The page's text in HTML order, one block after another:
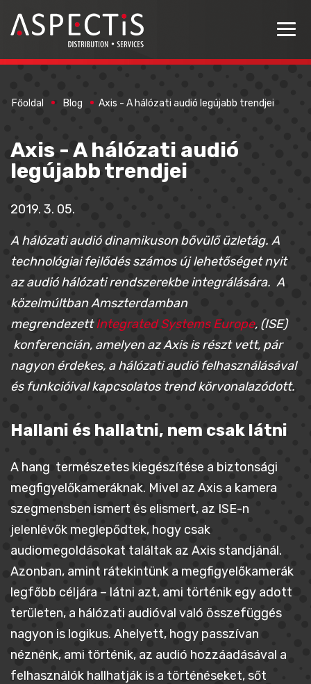
Főoldal Blog Axis - A hálózati audió legújabb trendjei
Axis - A hálózati audió
legújabb trendjei
2019. 3. 05.
A hálózati audió dinamikuson bővülő üzletág. A
technológiai fejlődés számos új lehetőséget nyit
az audió hálózati rendszerekbe integrálására. A
közelmúltban Amszterdamban
megrendezettIntegrated Systems Europe, (ISE)
konferencián, amelyen az Axis is részt vett, pár
nagyon érdekes, a hálózati audió felhasználásával
és funkcióival kapcsolatos trend körvonalazódott.
Hallani és hallatni, nem csak látni
A hang természetes kiegészítése a biztonsági
megfigyelőkameráknak. Mivel az Axis a kamera
szegmensben ismert és elismert, az ISE-n
jelenlévők meglepődtek, hogy csak
audiomegoldásokat találtak az Axis standjánál.
Azonban, amint rátekintünk a megfigyelőkamerák
legfőbb céljára – látni azt, ami történik egy adott
területen, a hálózati audióval való összefüggés
nagyon is logikus. Ahelyett, hogy passzívan
néznénk, ami történik, az audió hozzáadásával a
felhasználók hallhatják is a történéseket, sőt